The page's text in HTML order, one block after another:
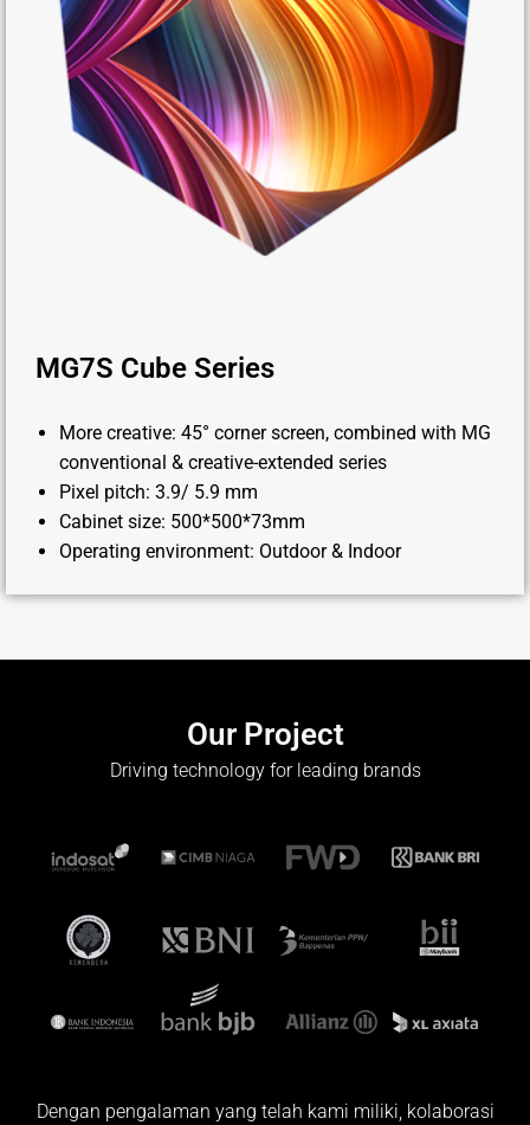
MG7S Cube Series
More creative: 45° corner screen, combined with MG
conventional & creative-extended series
Pixel pitch: 3.9/ 5.9 mm
Cabinet size: 500*500*73mm
Operating environment: Outdoor & Indoor
Our Project
Driving technology for leading brands
Dengan pengalaman yang telah kami miliki, kolaborasi